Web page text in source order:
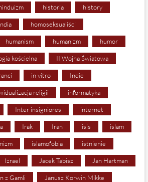
historia history
homoseksualiści
humanism humanizm humor
kościelna II Wojna Światowa
in vitro Indie
religii informatyka
Inter insigniores internet
Irak Iran isis islam
islamofobia istnienie
Izrael Jacek Tabisz Jan Hartman
z Gamli Janusz Korwin Mikke